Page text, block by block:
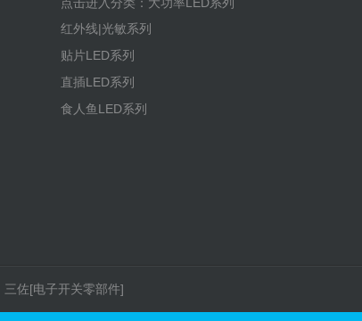
红外线|光敏系列
贴片LED系列
直插LED系列
食人鱼LED系列
三佐[电子开关零部件]